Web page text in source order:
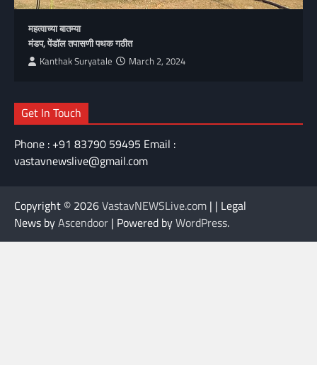
महत्वाच्या बातम्या
मंडप, पेंडॉल तपासणी पथक गठीत
Kanthak Suryatale March 2, 2024
Get In Touch
Phone : +91 83790 59495 Email :
vastavnewslive@gmail.com
Copyright © 2026VastavNEWSLive.com | | Legal
News byAscendoor | Powered byWordPress.